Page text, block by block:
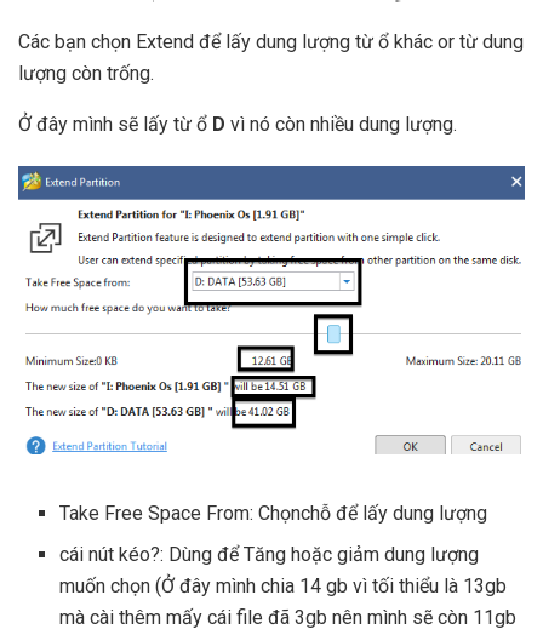
Các bạn chọn Extend để lấy dung lượng từ ổ khác or từ dung
lượng còn trống.
Ở đây mình sẽ lấy từ ổ D vì nó còn nhiều dung lượng.
Take Free Space From: Chọnchỗ để lấy dung lượng
cái nút kéo?: Dùng để Tăng hoặc giảm dung lượng
muốn chọn (Ở đây mình chia 14 gb vì tối thiểu là 13gb
mà cài thêm mấy cái file đã 3gb nên mình sẽ còn 11gb